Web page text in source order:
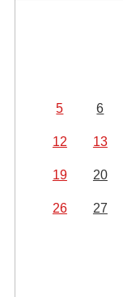
5 6
12 13
19 20
26 27